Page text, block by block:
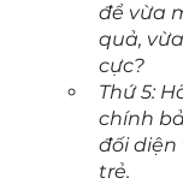
để vừa
quả,
cực?
Thứ 5:
chính
đối diện
trẻ.